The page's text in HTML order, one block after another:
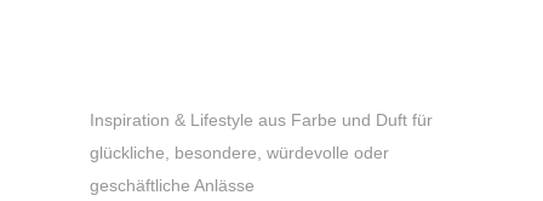
Inspiration & Lifestyle aus Farbe und Duft für
glückliche, besondere, würdevolle oder
geschäftliche Anlässe